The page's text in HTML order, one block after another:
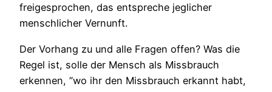
freigesprochen, das entspreche jeglicher
menschlicher Vernunft.
Der Vorhang zu und alle Fragen offen? Was die
Regel ist, solle der Mensch als Missbrauch
erkennen, ”wo ihr den Missbrauch erkannt habt,